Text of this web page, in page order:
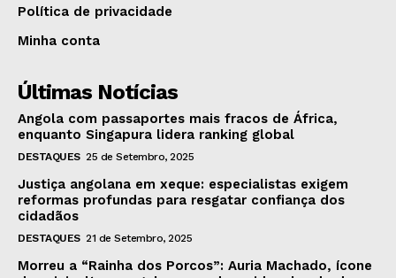
Política de privacidade
Minha conta
Últimas Notícias
Angola com passaportes mais fracos de África,
enquanto Singapura lidera ranking global
DESTAQUES 25 de Setembro, 2025
Justiça angolana em xeque: especialistas exigem
reformas profundas para resgatar confiança dos
cidadãos
DESTAQUES 21 de Setembro, 2025
Morreu a “Rainha dos Porcos”: Auria Machado, ícone